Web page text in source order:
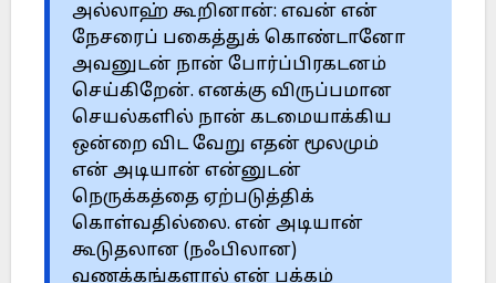
அல்லாஹ் கூறினான்: எவன் என்
நேசரைப் பகைத்துக் கொண்டானோ
அவனுடன் நான் போர்ப்பிரகடனம்
செய்கிறேன். எனக்கு விருப்பமான
செயல்களில் நான் கடமையாக்கிய
ஒன்றை விட வேறு எதன் மூலமும்
என் அடியான் என்னுடன்
நெருக்கத்தை ஏற்படுத்திக்
கொள்வதில்லை. என் அடியான்
கூடுதலான (நஃபிலான)
வணக்கங்களால் என் பக்கம்